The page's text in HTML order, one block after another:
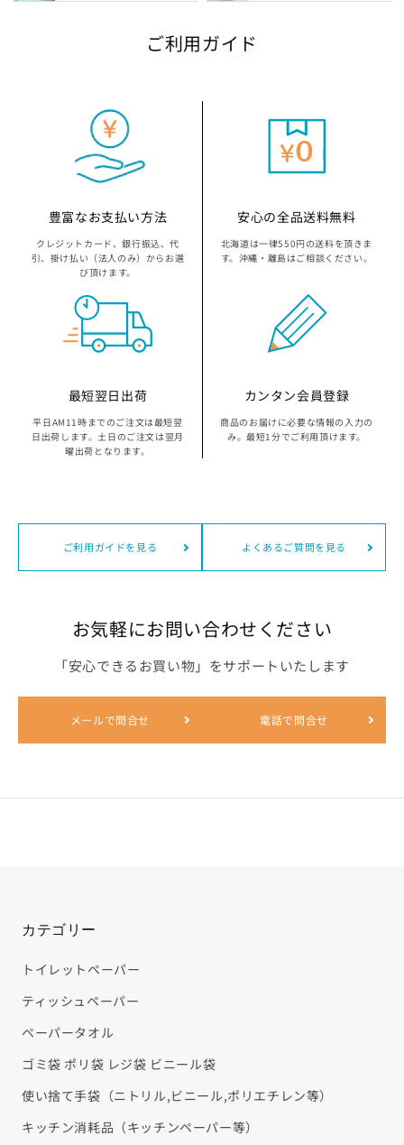
愛知県の指定袋から探す
三重県の指定袋から探す
京都府の指定袋から探す
大坂府の指定袋から探す
兵庫県の指定袋から探す
広島県の指定袋から探す
愛媛県の指定袋から探す
福岡県の指定袋から探す
その他から探す
なるほどコラム
TEL : 0798-33-4511
ご利用ガイド
豊富なお支払い方法
クレジットカード、銀行振込、代
引、掛け払い（法人のみ）からお選
び頂けます。
安心の全品送料無料
北海道は一律550円の送料を頂きま
す。沖縄・離島はご相談ください。
最短翌日出荷
平日AM11時までのご注文は最短翌
日出荷します。土日のご注文は翌月
曜出荷となります。
カンタン会員登録
商品のお届けに必要な情報の入力の
み。最短1分でご利用頂けます。
ご利用ガイドを見る よくあるご質問を見る
お気軽にお問い合わせください
「安心できるお買い物」をサポートいたします
メールで問合せ 電話で問合せ
カテゴリー
トイレットペーパー
ティッシュペーパー
ペーパータオル
ゴミ袋 ポリ袋 レジ袋 ビニール袋
使い捨て手袋（ニトリル,ビニール,ポリエチレン等）
キッチン消耗品（キッチンペーパー等）